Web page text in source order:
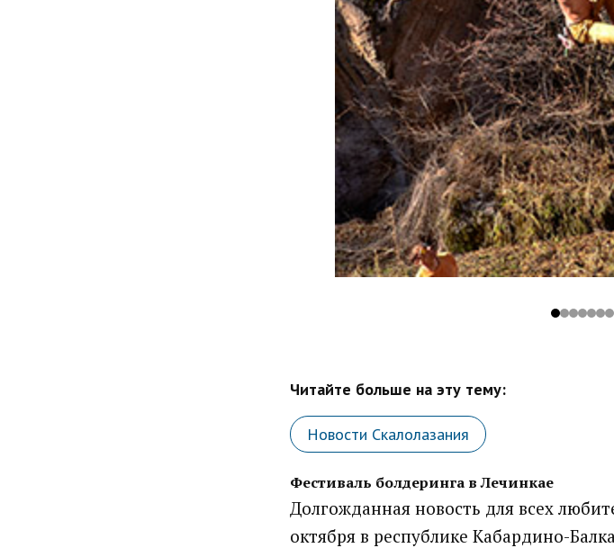
Читайте больше на эту тему:
Новости Скалолазания
Фестиваль болдеринга в Лечинкае
Долгожданная новость для всех
октября в республике Кабардино-